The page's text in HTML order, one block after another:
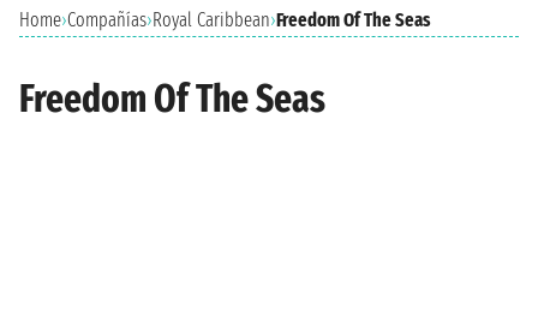
Home›Compañías›Royal Caribbean›Freedom Of The Seas
Freedom Of The Seas